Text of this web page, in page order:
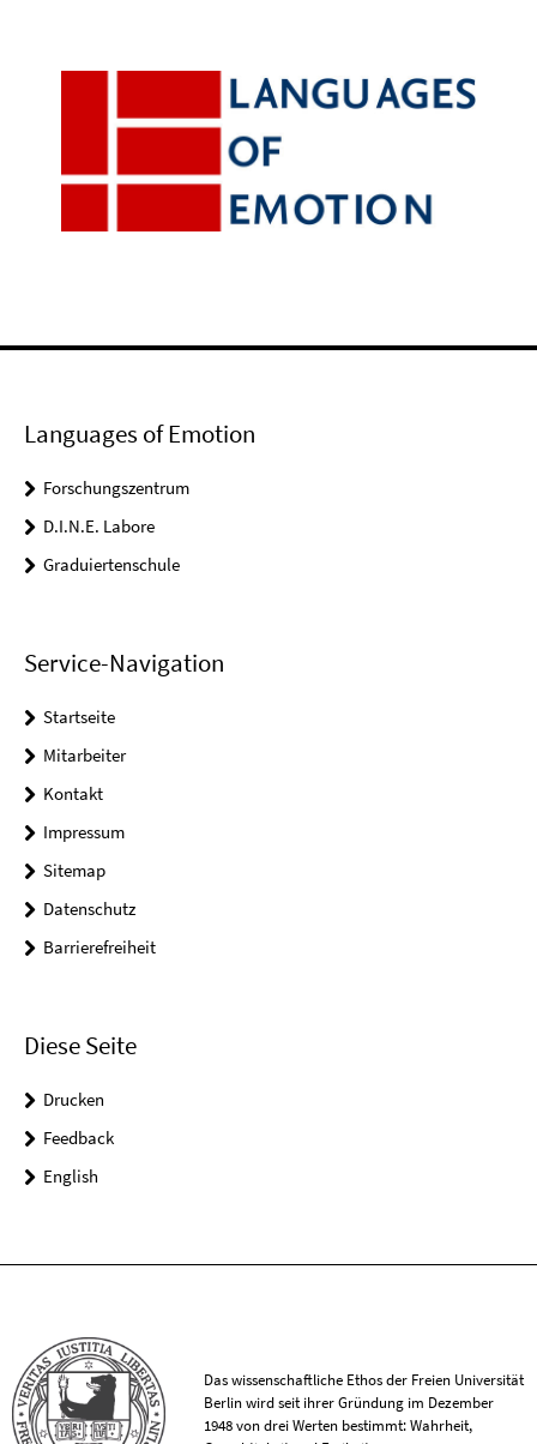
Languages of Emotion
Forschungszentrum
D.I.N.E. Labore
Graduiertenschule
Service-Navigation
Startseite
Mitarbeiter
Kontakt
Impressum
Sitemap
Datenschutz
Barrierefreiheit
Diese Seite
Drucken
Feedback
English
Das wissenschaftliche Ethos der Freien Universität
Berlin wird seit ihrer Gründung im Dezember
1948 von drei Werten bestimmt: Wahrheit,